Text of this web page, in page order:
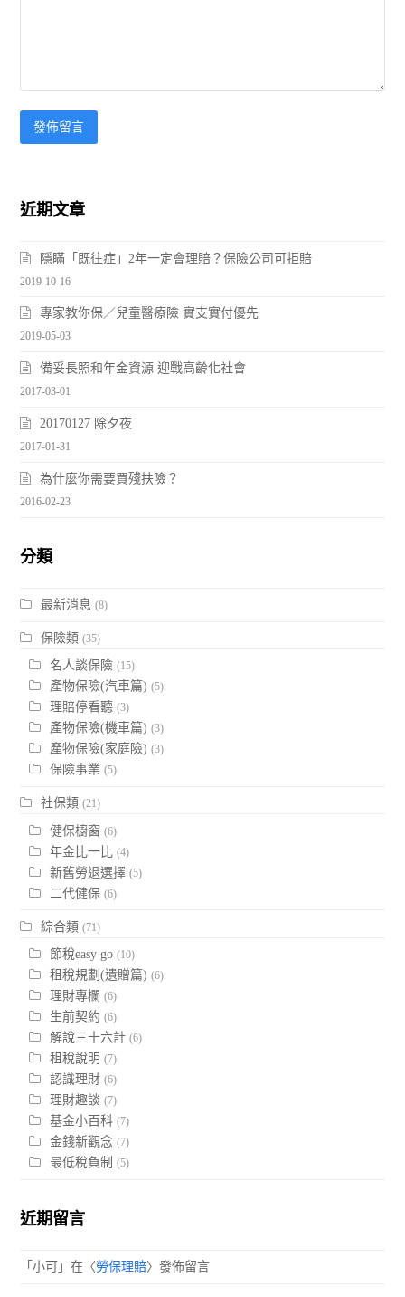
近期文章
隱瞞「既往症」2年一定會理賠？保險公司可拒賠
2019-10-16
專家教你保／兒童醫療險 實支實付優先
2019-05-03
備妥長照和年金資源 迎戰高齡化社會
2017-03-01
20170127 除夕夜
2017-01-31
為什麼你需要買殘扶險？
2016-02-23
分類
最新消息 (8)
保險類 (35)
名人談保險 (15)
產物保險(汽車篇) (5)
理賠停看聽 (3)
產物保險(機車篇) (3)
產物保險(家庭險) (3)
保險事業 (5)
社保類 (21)
健保櫥窗 (6)
年金比一比 (4)
新舊勞退選擇 (5)
二代健保 (6)
綜合類 (71)
節稅easy go (10)
租稅規劃(遺贈篇) (6)
理財專欄 (6)
生前契約 (6)
解說三十六計 (6)
租稅說明 (7)
認識理財 (6)
理財趣談 (7)
基金小百科 (7)
金錢新觀念 (7)
最低稅負制 (5)
近期留言
「小可 」在〈勞保理賠〉發佈留言